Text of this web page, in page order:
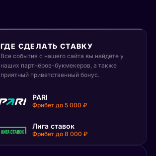
15 июня 2026
11:00 МСК
2:1
Матч завершён
ГДЕ СДЕЛАТЬ СТАВКУ
Все события с нашего сайта вы найдёте у
наших партнёров-букмекеров, а также
приятный приветственный бонус.
PARI
Фрибет до 5 000 ₽
Лига ставок
Фрибет до 8 000 ₽